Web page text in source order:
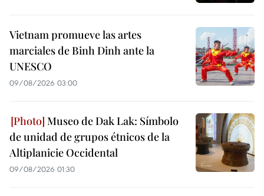
Vietnam promueve las artes
marciales de Binh Dinh ante la
UNESCO
09/08/2026 03:00
Museo de Dak Lak: Símbolo
de unidad de grupos étnicos de la
Altiplanicie Occidental
09/08/2026 01:30